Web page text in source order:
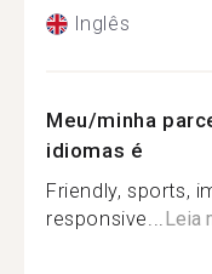
Inglês
Meu/minha
idiomas é
Friendly, sports,
responsive...Leia